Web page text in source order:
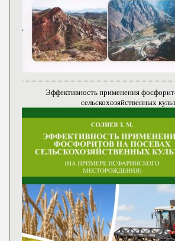
Эффективность применения
сельскохозяйственных